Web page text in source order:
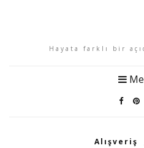
Hayata farklı bir
Alışveriş